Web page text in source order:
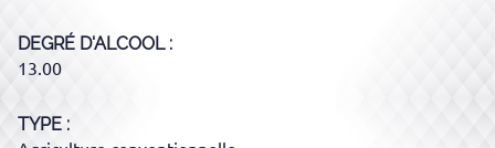
DEGRÉ D'ALCOOL
13.00
TYPE